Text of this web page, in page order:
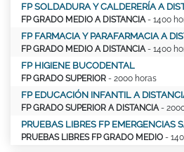
FP SOLDADURA Y CALDERERÍA A
FP GRADO MEDIO A DISTANCIA - 1400
FP FARMACIA Y PARAFARMACIA A
FP GRADO MEDIO A DISTANCIA - 1400
FP HIGIENE BUCODENTAL
FP GRADO SUPERIOR - 2000 horas
FP EDUCACIÓN INFANTIL A
FP GRADO SUPERIOR A DISTANCIA -
PRUEBAS LIBRES FP EMERGENCIAS
PRUEBAS LIBRES FP GRADO MEDIO -